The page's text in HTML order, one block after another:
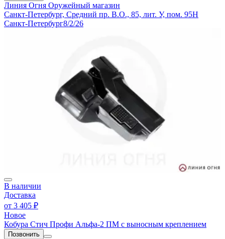
Линия Огня Оружейный магазин
Санкт-Петербург, Средний пр. В.О., 85, лит. У, пом. 95Н
Санкт-Петербург8/2/26
В наличии
Доставка
от 3 405 ₽
Новое
Кобура Стич Профи Альфа-2 ПМ с выносным креплением
Позвонить